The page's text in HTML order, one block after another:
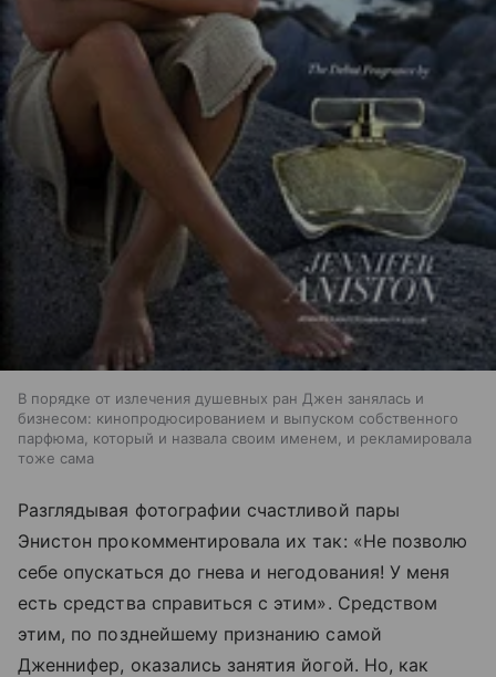
В порядке от излечения душевных ран Джен занялась и
бизнесом: кинопродюсированием и выпуском собственного
парфюма, который и назвала своим именем, и рекламировала
тоже сама
Разглядывая фотографии счастливой пары
Энистон прокомментировала их так: «Не позволю
себе опускаться до гнева и негодования! У меня
есть средства справиться с этим». Средством
этим, по позднейшему признанию самой
Дженнифер, оказались занятия йогой. Но, как